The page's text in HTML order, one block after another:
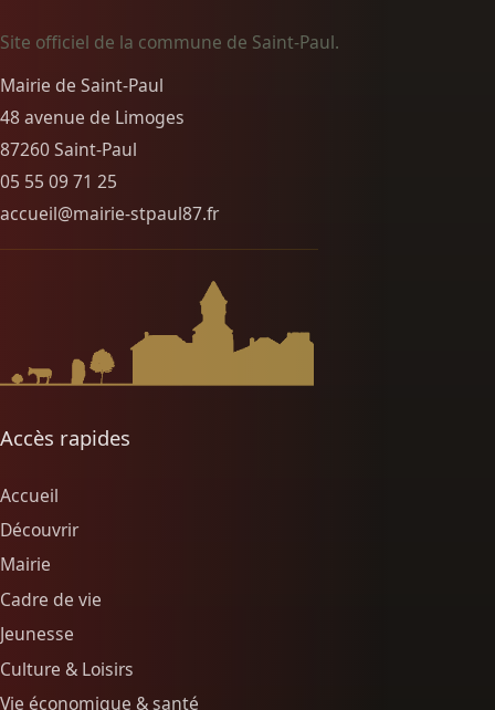
Site officiel de la commune de Saint-Paul.
Mairie de Saint-Paul
48 avenue de Limoges
87260 Saint-Paul
05 55 09 71 25
accueil@mairie-stpaul87.fr
Accès rapides
Accueil
Découvrir
Mairie
Cadre de vie
Jeunesse
Culture & Loisirs
Vie économique & santé